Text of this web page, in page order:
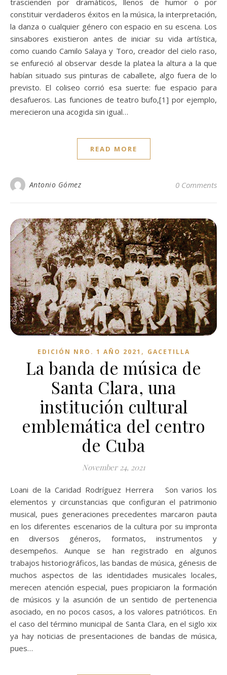
trascienden por dramáticos, llenos de humor o por
constituir verdaderos éxitos en la música, la interpretación,
la danza o cualquier género con espacio en su escena. Los
sinsabores existieron antes de iniciar su vida artística,
como cuando Camilo Salaya y Toro, creador del cielo raso,
se enfureció al observar desde la platea la altura a la que
habían situado sus pinturas de caballete, algo fuera de lo
previsto. El coliseo corrió esa suerte: fue espacio para
desafueros. Las funciones de teatro bufo,[1] por ejemplo,
merecieron una acogida sin igual…
READ MORE
Antonio Gómez 0 Comments
EDICIÓN NRO. 1 AÑO 2021 , GACETILLA
La banda de música de
Santa Clara, una
institución cultural
emblemática del centro
de Cuba
November 24, 2021
Loani de la Caridad Rodríguez Herrera Son varios los
elementos y circunstancias que configuran el patrimonio
musical, pues generaciones precedentes marcaron pauta
en los diferentes escenarios de la cultura por su impronta
en diversos géneros, formatos, instrumentos y
desempeños. Aunque se han registrado en algunos
trabajos historiográficos, las bandas de música, génesis de
muchos aspectos de las identidades musicales locales,
merecen atención especial, pues propiciaron la formación
de músicos y la asunción de un sentido de pertenencia
asociado, en no pocos casos, a los valores patrióticos. En
el caso del término municipal de Santa Clara, en el siglo xix
ya hay noticias de presentaciones de bandas de música,
pues…